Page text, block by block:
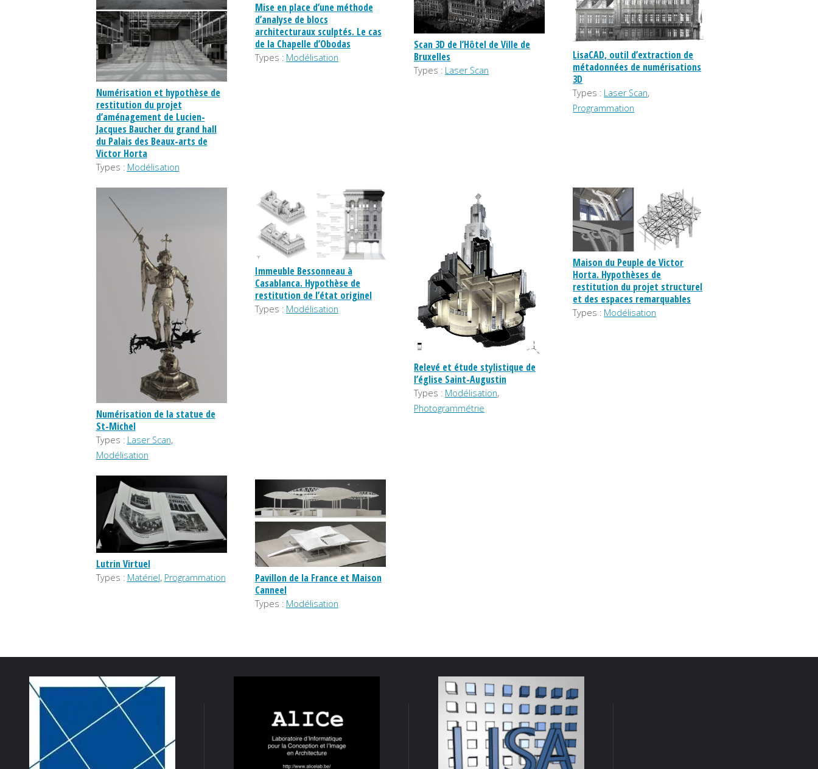
Numérisation et hypothèse de
restitution du projet
d’aménagement de Lucien-
Jacques Baucher du grand hall
du Palais des Beaux-arts de
Victor Horta
Types : Modélisation
Mise en place d’une méthode
d’analyse de blocs
architecturaux sculptés. Le cas
de la Chapelle d’Obodas
Types : Modélisation
Scan 3D de l’Hôtel de Ville de
Bruxelles
Types : Laser Scan
LisaCAD, outil d’extraction de
métadonnées de numérisations
3D
Types : Laser Scan,
Programmation
Numérisation de la statue de
St-Michel
Types : Laser Scan,
Modélisation
Immeuble Bessonneau à
Casablanca. Hypothèse de
restitution de l’état originel
Types : Modélisation
Relevé et étude stylistique de
l’église Saint-Augustin
Types : Modélisation,
Photogrammétrie
Maison du Peuple de Victor
Horta. Hypothèses de
restitution du projet structurel
et des espaces remarquables
Types : Modélisation
Lutrin Virtuel
Types : Matériel, Programmation
Pavillon de la France et Maison
Canneel
Types : Modélisation